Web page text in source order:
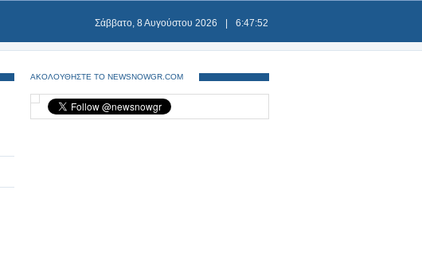
Σάββατο, 8 Αυγούστου 2026 6:47:53
ΑΚΟΛΟΥΘΗΣΤΕ ΤΟ NEWSNOWGR.COM